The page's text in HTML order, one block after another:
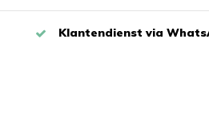
Klantendienst via